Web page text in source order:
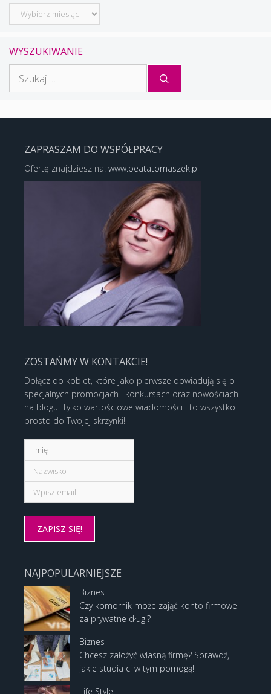
Archiwum
WYSZUKIWANIE
ZAPRASZAM DO WSPÓŁPRACY
Ofertę znajdziesz na: www.beatatomaszek.pl
ZOSTAŃMY W KONTAKCIE!
Dołącz do kobiet, które jako pierwsze dowiadują się o
specjalnych promocjach i konkursach oraz nowościach
na blogu. Tylko wartościowe wiadomości i to wszystko
prosto do Twojej skrzynki!
NAJPOPULARNIEJSZE
Biznes
Czy komornik może zająć konto firmowe
za prywatne długi?
Biznes
Chcesz założyć własną firmę? Sprawdź,
jakie studia ci w tym pomogą!
Life Style